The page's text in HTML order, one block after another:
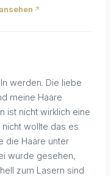
werden. Die liebe
meine Haare
ist nicht wirklich eine
wollte das es
die Haare unter
wurde gesehen,
zum Lasern sind